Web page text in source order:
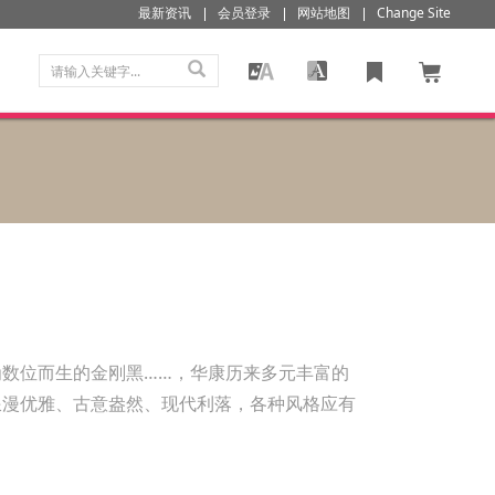
最新资讯 会员登录 网站地图 Change Site
位而生的金刚黑……，华康历来多元丰富的
优雅、古意盎然、现代利落，各种风格应有